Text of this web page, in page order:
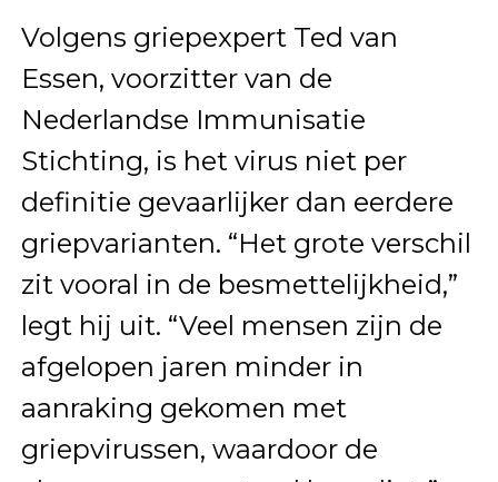
Volgens griepexpert Ted van
Essen, voorzitter van de
Nederlandse Immunisatie
Stichting, is het virus niet per
definitie gevaarlijker dan eerdere
griepvarianten. “Het grote verschil
zit vooral in de besmettelijkheid,”
legt hij uit. “Veel mensen zijn de
afgelopen jaren minder in
aanraking gekomen met
griepvirussen, waardoor de